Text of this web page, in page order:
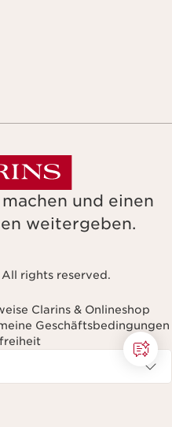
und einen
weitergeben.
rights reserved.
Clarins & Onlineshop
Geschäftsbedingungen